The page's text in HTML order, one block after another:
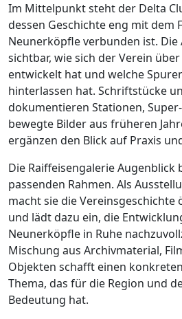
Im Mittelpunkt steht der Delta
dessen Geschichte eng mit dem
Neunerköpfle verbunden ist.
sichtbar, wie sich der Verein
entwickelt hat und welche
hinterlassen hat. Schriftstücke
dokumentieren Stationen,
bewegte Bilder aus früheren
ergänzen den Blick auf Praxis
Die Raiffeisengalerie Augenblick
passenden Rahmen. Als
macht sie die
und lädt dazu ein, die
Neunerköpfle in Ruhe
Mischung aus Archivmaterial,
Objekten schafft einen
Thema, das für die Region und
Bedeutung hat.